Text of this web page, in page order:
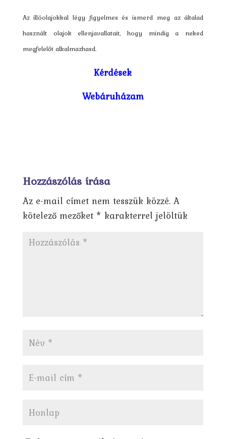
Az illóolajokkal légy figyelmes és ismerd meg az általad
használt olajok ellenjavallatait, hogy mindig a neked
megfelelőt alkalmazhasd.
Kérdések
Webáruházam
Hozzászólás írása
Az e-mail címet nem tesszük közzé. A
kötelező mezőket * karakterrel jelöltük